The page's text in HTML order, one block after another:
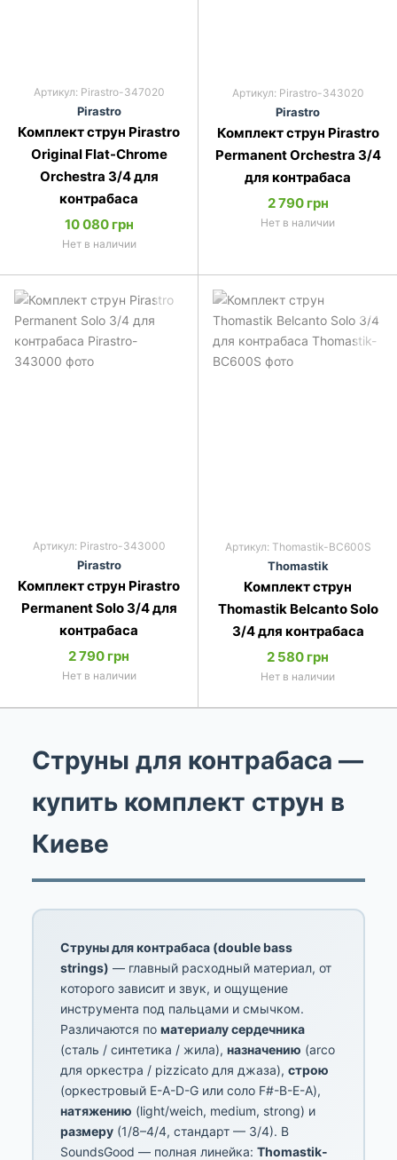
Артикул: Pirastro-347020
Pirastro
Комплект струн Pirastro
Original Flat-Chrome
Orchestra 3/4 для
контрабаса
10 080 грн
Нет в наличии
Артикул: Pirastro-343020
Pirastro
Комплект струн Pirastro
Permanent Orchestra 3/4
для контрабаса
2 790 грн
Нет в наличии
Артикул: Pirastro-343000
Pirastro
Комплект струн Pirastro
Permanent Solo 3/4 для
контрабаса
2 790 грн
Нет в наличии
Артикул: Thomastik-BC600S
Thomastik
Комплект струн
Thomastik Belcanto Solo
3/4 для контрабаса
2 580 грн
Нет в наличии
Струны для контрабаса —
купить комплект струн в
Киеве
Струны для контрабаса (double bass
strings) — главный расходный материал, от
которого зависит и звук, и ощущение
инструмента под пальцами и смычком.
Различаются по материалу сердечника
(сталь / синтетика / жила), назначению (arco
для оркестра / pizzicato для джаза), строю
(оркестровый E-A-D-G или соло F#-B-E-A),
натяжению (light/weich, medium, strong) и
размеру (1/8–4/4, стандарт — 3/4). В
SoundsGood — полная линейка: Thomastik-